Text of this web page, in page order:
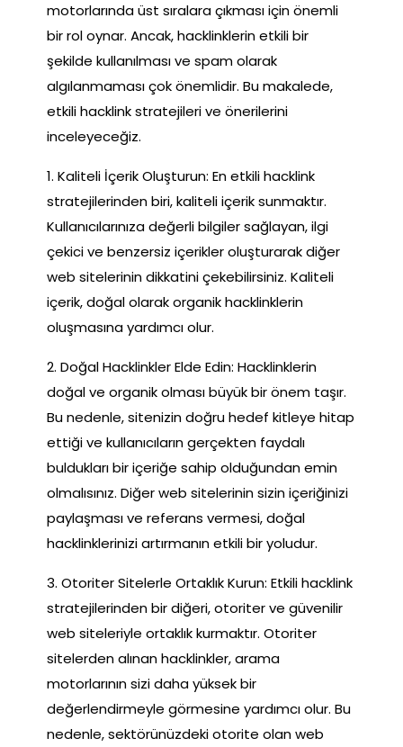
motorlarında üst sıralara çıkması için önemli
bir rol oynar. Ancak, hacklinklerin etkili bir
şekilde kullanılması ve spam olarak
algılanmaması çok önemlidir. Bu makalede,
etkili hacklink stratejileri ve önerilerini
inceleyeceğiz.
1. Kaliteli İçerik Oluşturun: En etkili hacklink
stratejilerinden biri, kaliteli içerik sunmaktır.
Kullanıcılarınıza değerli bilgiler sağlayan, ilgi
çekici ve benzersiz içerikler oluşturarak diğer
web sitelerinin dikkatini çekebilirsiniz. Kaliteli
içerik, doğal olarak organik hacklinklerin
oluşmasına yardımcı olur.
2. Doğal Hacklinkler Elde Edin: Hacklinklerin
doğal ve organik olması büyük bir önem taşır.
Bu nedenle, sitenizin doğru hedef kitleye hitap
ettiği ve kullanıcıların gerçekten faydalı
buldukları bir içeriğe sahip olduğundan emin
olmalısınız. Diğer web sitelerinin sizin içeriğinizi
paylaşması ve referans vermesi, doğal
hacklinklerinizi artırmanın etkili bir yoludur.
3. Otoriter Sitelerle Ortaklık Kurun: Etkili hacklink
stratejilerinden bir diğeri, otoriter ve güvenilir
web siteleriyle ortaklık kurmaktır. Otoriter
sitelerden alınan hacklinkler, arama
motorlarının sizi daha yüksek bir
değerlendirmeyle görmesine yardımcı olur. Bu
nedenle, sektörünüzdeki otorite olan web